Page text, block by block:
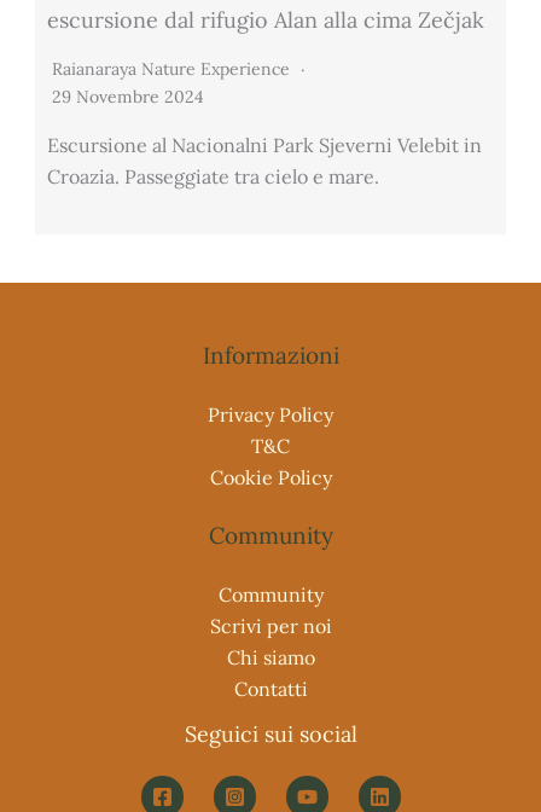
escursione dal rifugio Alan alla cima Zečjak
Raianaraya Nature Experience
29 Novembre 2024
Escursione al Nacionalni Park Sjeverni Velebit in
Croazia. Passeggiate tra cielo e mare.
Informazioni
Privacy Policy
T&C
Cookie Policy
Community
Community
Scrivi per noi
Chi siamo
Contatti
Seguici sui social